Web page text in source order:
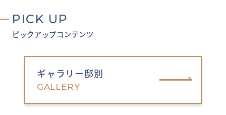
PICK UP
ピックアップコンテンツ
ギャラリー邸別
GALLERY